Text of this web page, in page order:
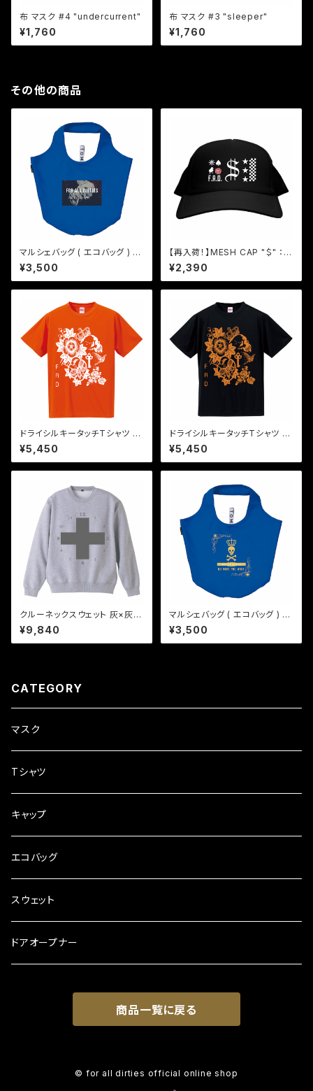
布 マスク #4 "undercurrent"
¥1,760
布 マスク #3 "sleeper"
¥1,760
その他の商品
マルシェバッグ ( エコバッグ ) "b
one flower" - ブルー
¥3,500
【再入荷！】MESH CAP "＄" ：bl
ack
¥2,390
ドライシルキータッチTシャツ 白
×オレンジ "the key"
¥5,450
ドライシルキータッチTシャツ オ
レンジ×黒 "the key"
¥5,450
クルーネックスウェット 灰×灰2
"time to peace"
¥9,840
マルシェバッグ ( エコバッグ ) "g
olden skull" - ブルー
¥3,500
CATEGORY
マスク
Tシャツ
キャップ
エコバッグ
スウェット
ドアオープナー
商品一覧に戻る
© for all dirties official online shop